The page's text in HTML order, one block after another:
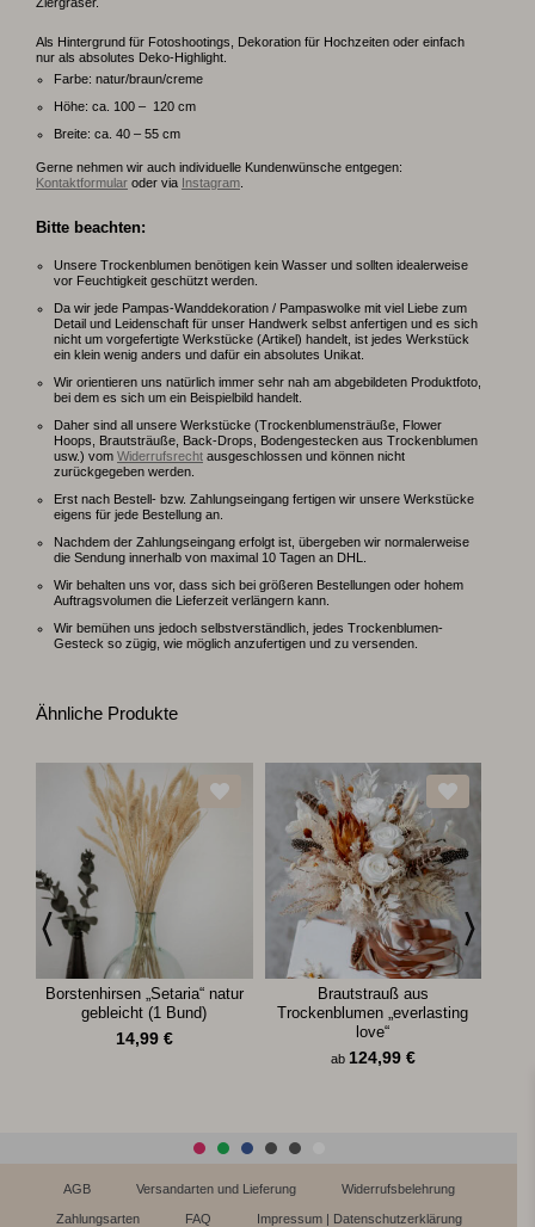
Als Hintergrund für Fotoshootings, Dekoration für Hochzeiten oder einfach
nur als absolutes Deko-Highlight.
Farbe: natur/braun/creme
Höhe: ca. 100 – 120 cm
Breite: ca. 40 – 55 cm
Gerne nehmen wir auch individuelle Kundenwünsche entgegen:
Kontaktformular oder via Instagram
Bitte beachten:
Unsere Trockenblumen benötigen kein Wasser und sollten idealerweise
vor Feuchtigkeit geschützt werden.
Da wir jede Pampas-Wanddekoration / Pampaswolke mit viel Liebe zum
Detail und Leidenschaft für unser Handwerk selbst anfertigen und es sich
nicht um vorgefertigte Werkstücke (Artikel) handelt, ist jedes Werkstück
ein klein wenig anders und dafür ein absolutes Unikat.
Wir orientieren uns natürlich immer sehr nah am abgebildeten Produktfoto,
bei dem es sich um ein Beispielbild handelt.
Daher sind all unsere Werkstücke (Trockenblumensträuße, Flower
Hoops, Brautsträuße, Back-Drops, Bodengestecken aus Trockenblumen
usw.) vom Widerrufsrecht ausgeschlossen und können nicht
zurückgegeben werden.
Erst nach Bestell- bzw. Zahlungseingang fertigen wir unsere Werkstücke
eigens für jede Bestellung an.
Nachdem der Zahlungseingang erfolgt ist, übergeben wir normalerweise
die Sendung innerhalb von maximal 10 Tagen an DHL.
Wir behalten uns vor, dass sich bei größeren Bestellungen oder hohem
Auftragsvolumen die Lieferzeit verlängern kann.
Wir bemühen uns jedoch selbstverständlich, jedes Trockenblumen-
Gesteck so zügig, wie möglich anzufertigen und zu versenden.
Ähnliche Produkte
Borstenhirsen „Setaria“ natur
gebleicht (1 Bund)
14,99 €
Brautstrauß aus
Trockenblumen „everlasting
love“
ab 124,99 €
AGB Versandarten und Lieferung Widerrufsbelehrung
Zahlungsarten FAQ Impressum | Datenschutzerklärung